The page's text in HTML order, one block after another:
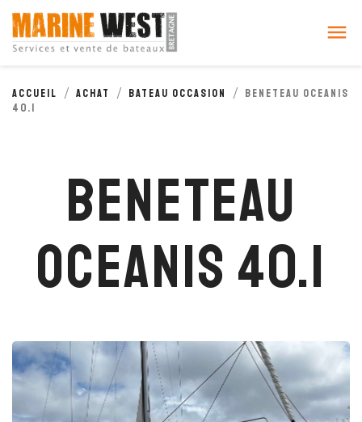

Accueil Achat Bateau occasion
BENETEAU OCEANIS
40.1
BENETEAU
OCEANIS 40.1